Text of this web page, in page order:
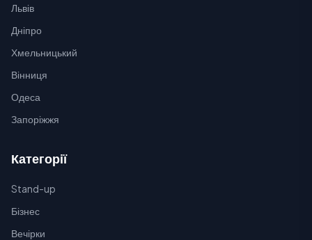
Львів
Дніпро
Хмельницький
Вінниця
Одеса
Запоріжжя
Категорії
Stand-up
Бізнес
Вечірки